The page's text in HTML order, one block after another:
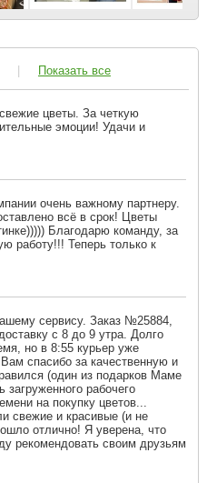
| Показать все
цветы. За четкую
эмоции! Удачи и
очень важному партнеру.
всё в срок! Цветы
Благодарю команду, за
работу!!! Теперь только к
сервису. Заказ №25884,
с 8 до 9 утра. Долго
но в 8:55 курьер уже
спасибо за качественную и
(один из подарков Маме
рабочего
на покупку цветов...
свежие и красивые (и не
отлично! Я уверена, что
рекомендовать своим друзьям